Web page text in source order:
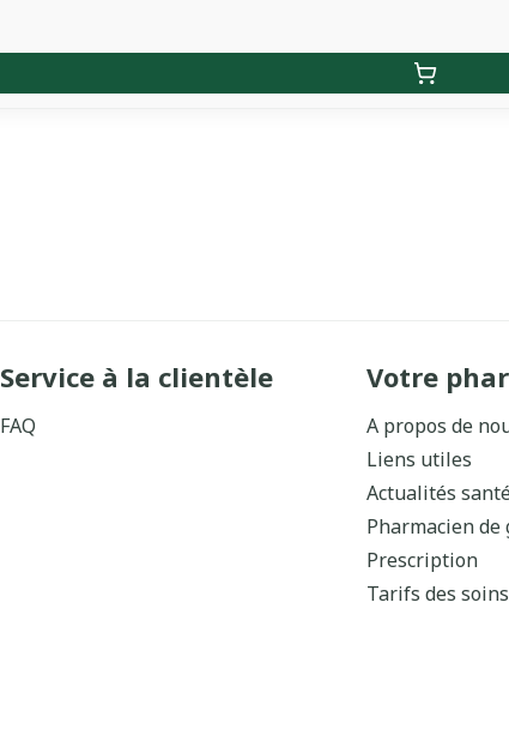
Service à la clientèle
FAQ
Votre
A propos de
Liens utiles
Actualités
Pharmacien de
Prescription
Tarifs des soins